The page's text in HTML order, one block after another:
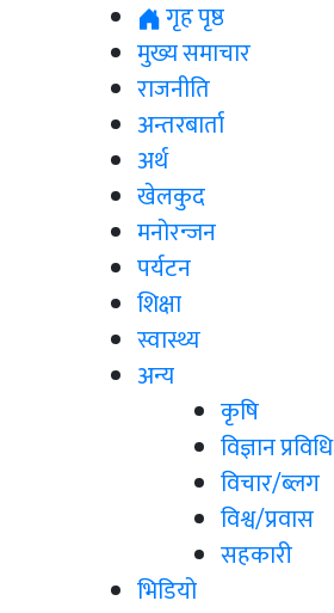
गृह पृष्ठ
मुख्य समाचार
राजनीति
अन्तरबार्ता
अर्थ
खेलकुद
मनोरन्जन
पर्यटन
शिक्षा
स्वास्थ्य
अन्य
कृषि
विज्ञान प्रविधि
विचार/ब्लग
विश्व/प्रवास
सहकारी
भिडियो